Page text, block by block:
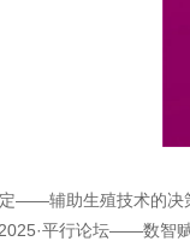
定——辅助生殖技术的决
平行论坛——数智